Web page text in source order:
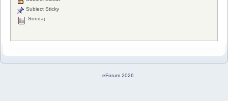
Subiect Sticky
Sondaj
eForum 2026